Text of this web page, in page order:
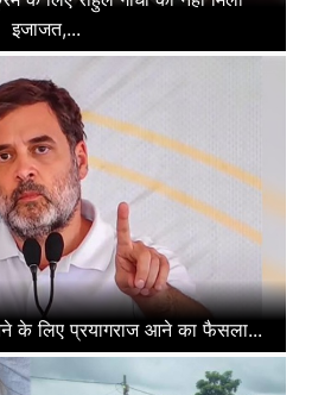
इजाजत,...
के लिए प्रयागराज आने का फैसला...